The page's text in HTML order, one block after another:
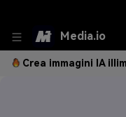
Media.io
Crea immagini IA